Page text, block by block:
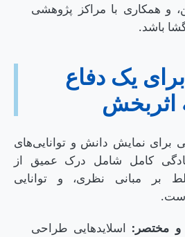
و همکاری با مراکز پژوهشی
باشد.
یک دفاع
اثربخش
برای نمایش دانش و توانایی‌های
کامل شامل درک عمیق از
بر مبانی نظری، و توانایی
و مختصر: اسلایدهایی طراحی